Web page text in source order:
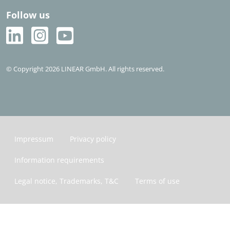
Follow us
© Copyright 2026 LINEAR GmbH. All rights reserved.
Impressum Privacy policy
Information requirements
Legal notice, Trademarks, T&C Terms of use